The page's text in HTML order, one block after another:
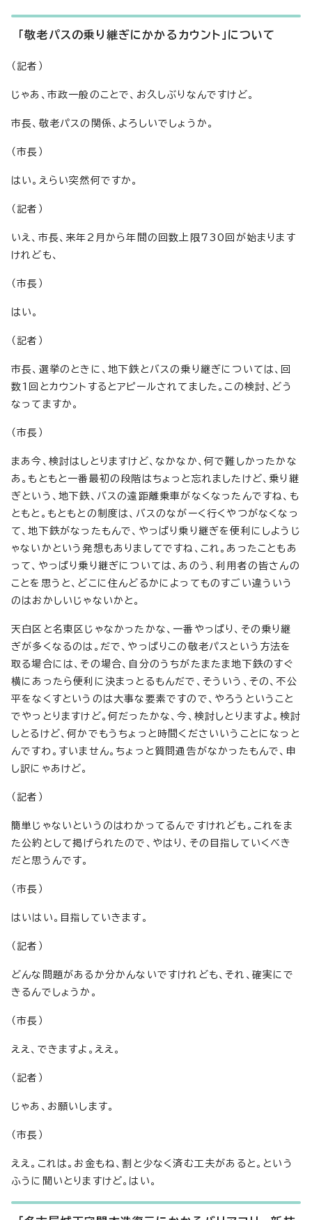
「敬老パスの乗り継ぎにかかるカウント」について
（記者）
じゃあ、市政一般のことで、お久しぶりなんですけど。
市長、敬老パスの関係、よろしいでしょうか。
（市長）
はい。えらい突然何ですか。
（記者）
いえ、市長、来年2月から年間の回数上限730回が始まります
けれども、
（市長）
はい。
（記者）
市長、選挙のときに、地下鉄とバスの乗り継ぎについては、回
数1回とカウントするとアピールされてました。この検討、どう
なってますか。
（市長）
まあ今、検討はしとりますけど、なかなか、何で難しかったかな
あ。もともと一番最初の段階はちょっと忘れましたけど、乗り継
ぎという、地下鉄、バスの遠距離乗車がなくなったんですね、も
ともと。もともとの制度は、バスのながーく行くやつがなくなっ
て、地下鉄がなったもんで、やっぱり乗り継ぎを便利にしようじ
ゃないかという発想もありましてですね、これ。あったこともあ
って、やっぱり乗り継ぎについては、あのう、利用者の皆さんの
ことを思うと、どこに住んどるかによってものすごい違ういう
のはおかしいじゃないかと。
天白区と名東区じゃなかったかな、一番やっぱり、その乗り継
ぎが多くなるのは。だで、やっぱりこの敬老パスという方法を
取る場合には、その場合、自分のうちがたまたま地下鉄のすぐ
横にあったら便利に決まっとるもんだで、そういう、その、不公
平をなくすというのは大事な要素ですので、やろうということ
でやっとりますけど。何だったかな、今、検討しとりますよ。検討
しとるけど、何かでもうちょっと時間くださいいうことになっと
んですわ。すいません。ちょっと質問通告がなかったもんで、申
し訳にゃあけど。
（記者）
簡単じゃないというのはわかってるんですけれども。これをま
た公約として掲げられたので、やはり、その目指していくべき
だと思うんです。
（市長）
はいはい。目指していきます。
（記者）
どんな問題があるか分かんないですけれども、それ、確実にで
きるんでしょうか。
（市長）
ええ、できますよ。ええ。
（記者）
じゃあ、お願いします。
（市長）
ええ。これは。お金もね、割と少なく済む工夫があると。という
ふうに聞いとりますけど。はい。